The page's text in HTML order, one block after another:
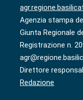
Agenzia stampa
Giunta Regionale
Registrazione n.
Direttore
Redazione